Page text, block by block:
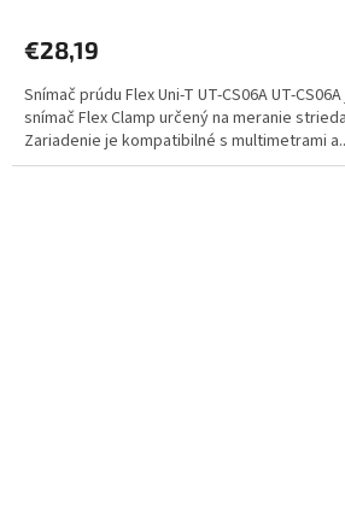
€28,19
Snímač prúdu Flex Uni-T UT-CS06A UT-
snímač Flex Clamp určený na meranie
Zariadenie je kompatibilné s multimetrami